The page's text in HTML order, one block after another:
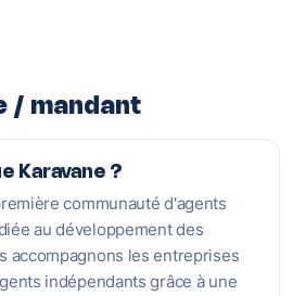
/ mandant
Karavane ?
communauté d'agents
au développement des
accompagnons les entreprises
indépendants grâce à une